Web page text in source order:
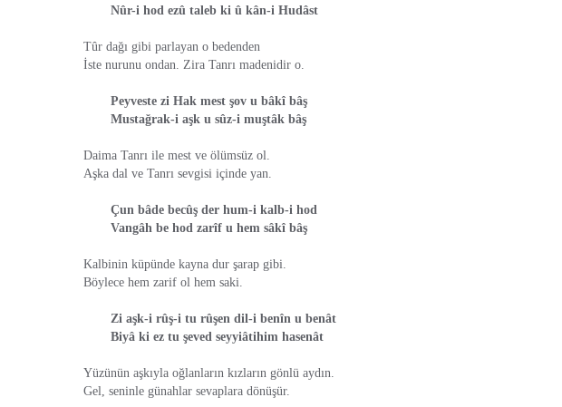
Nûr-i hod ezû taleb ki û kân-i Hudâst
Tûr dağı gibi parlayan o bedenden
İste nurunu ondan. Zira Tanrı madenidir o.
Peyveste zi Hak mest şov u bâkî bâş
Mustağrak-i aşk u sûz-i muştâk bâş
Daima Tanrı ile mest ve ölümsüz ol.
Aşka dal ve Tanrı sevgisi içinde yan.
Çun bâde becûş der hum-i kalb-i hod
Vangâh be hod zarîf u hem sâkî bâş
Kalbinin küpünde kayna dur şarap gibi.
Böylece hem zarif ol hem saki.
Zi aşk-i rûş-i tu rûşen dil-i benîn u benât
Biyâ ki ez tu şeved seyyiâtihim hasenât
Yüzünün aşkıyla oğlanların kızların gönlü aydın.
Gel, seninle günahlar sevaplara dönüşür.